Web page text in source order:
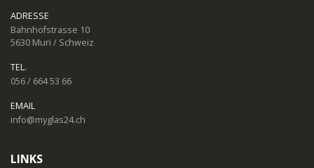
ADRESSE
Bahnhofstrasse 10
5630 Muri / Schweiz
TEL.
056 / 664 53 66
EMAIL
info@myglas24.ch
LINKS